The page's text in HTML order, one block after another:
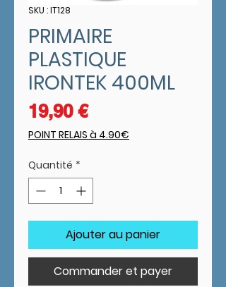
SKU : IT128
PRIMAIRE
PLASTIQUE
IRONTEK 400ML
19,90 €Prix
POINT RELAIS à 4.90€
Quantité *
Ajouter au panier
Commander et payer